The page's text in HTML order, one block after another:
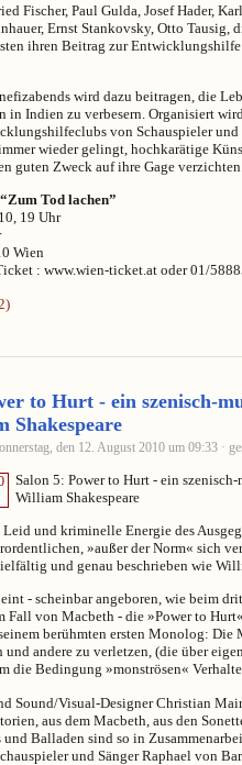
Fischer, Paul Gulda, Josef Hader,
Ernst Stankovsky, Otto Tausig,
ihren Beitrag zur
wird dazu beitragen, die
in Indien zu verbesern. Organisiert
von Schauspieler
wieder gelingt, hochkarätige
guten Zweck auf ihre Gage
Tod lachen”
19 Uhr
Wien
: www.wien-ticket.at oder 01/
to Hurt - ein szenisch-
Shakespeare
den 12. August 2010 um 09:33 ·
Salon 5: Power to Hurt - ein
William Shakespeare
und kriminelle Energie des
»außer der Norm« sich
und genau beschrieben wie
- scheinbar angeboren, wie beim
Fall von Macbeth - die »Power to
berühmten ersten Monolog: Die
und andere zu verletzen, (die über
die Bedingung »monströsen«
Sound/Visual-Designer Christian
aus dem Macbeth, aus den
und Balladen sind so in
und Sänger Raphael von